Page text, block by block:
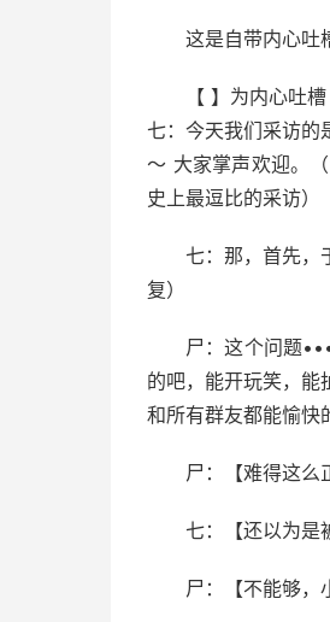
这是自带内心
【 】为内心
七：今天我们采访的
～ 大家掌声欢迎。
史上最逗比的采访）
七：那，首先，
复）
尸：这个问题
的吧，能开玩笑，能
和所有群友都能愉快
尸：【难得这么
七：【还以为是
尸：【不能够，